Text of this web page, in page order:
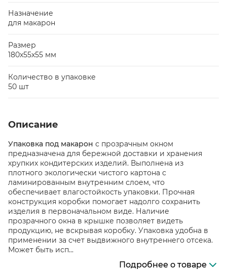
Назначение
для макарон
Размер
180х55х55 мм
Количество в упаковке
50 шт
Описание
Упаковка под макарон с прозрачным окном
предназначена для бережной доставки и хранения
хрупких кондитерских изделий. Выполнена из
плотного экологически чистого картона с
ламинированным внутренним слоем, что
обеспечивает влагостойкость упаковки. Прочная
конструкция коробки помогает надолго сохранить
изделия в первоначальном виде. Наличие
прозрачного окна в крышке позволяет видеть
продукцию, не вскрывая коробку. Упаковка удобна в
применении за счет выдвижного внутреннего отсека.
Может быть исп...
Подробнее о товаре